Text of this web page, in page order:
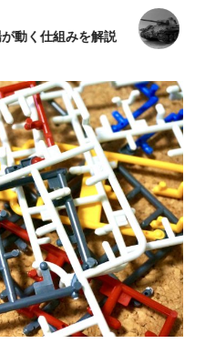
仕組みを解説
11月 1,
組み